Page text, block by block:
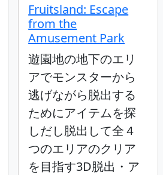
Fruitsland: Escape
from the
Amusement Park
遊園地の地下のエリ
アでモンスターから
逃げながら脱出する
ためにアイテムを探
しだし脱出して全４
つのエリアのクリア
を目指す3D脱出・ア